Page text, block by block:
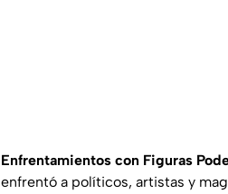
Enfrentamientos con Figuras
enfrentó a políticos, artistas y